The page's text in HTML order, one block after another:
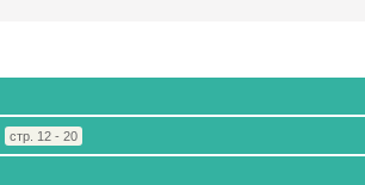
стр. 12 - 20